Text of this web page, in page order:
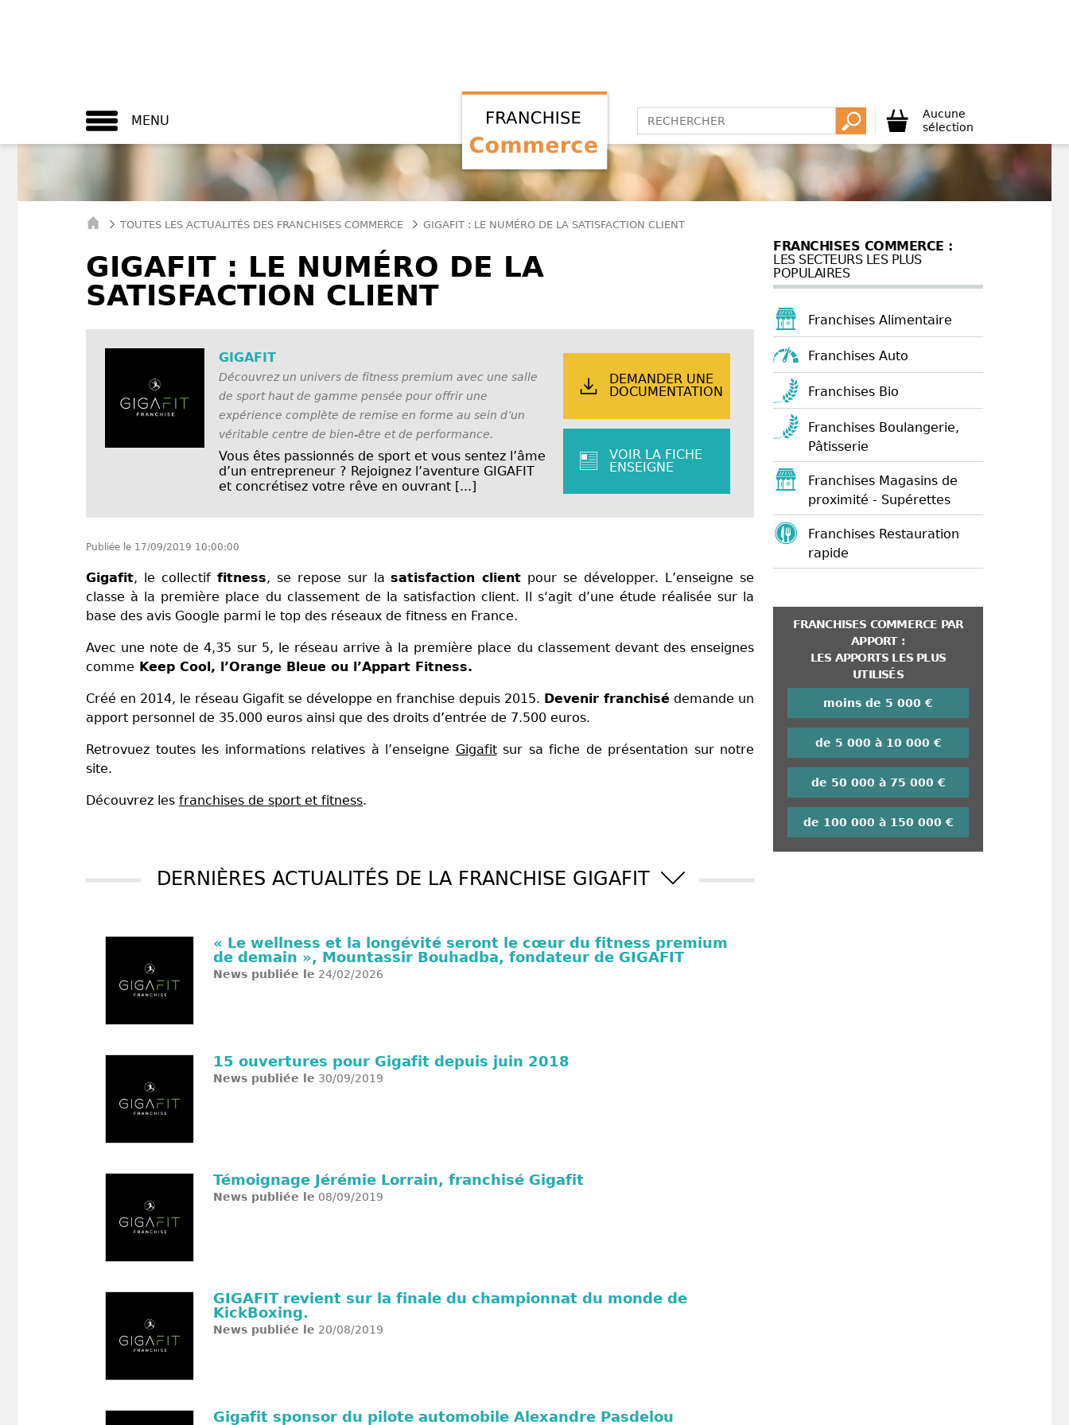
MENU
Aucune
sélection
TOUTES LES ACTUALITÉS DES FRANCHISES COMMERCE GIGAFIT : LE NUMÉRO DE LA SATISFACTION CLIENT
GIGAFIT : LE NUMÉRO DE LA
SATISFACTION CLIENT
GIGAFIT
Découvrez un univers de fitness premium avec une salle
de sport haut de gamme pensée pour offrir une
expérience complète de remise en forme au sein d’un
véritable centre de bien-être et de performance.
Vous êtes passionnés de sport et vous sentez l’âme
d’un entrepreneur ? Rejoignez l’aventure GIGAFIT
et concrétisez votre rêve en ouvrant [...]
DEMANDER UNE
DOCUMENTATION
VOIR LA FICHE
ENSEIGNE
Publiée le 17/09/2019 10:00:00
Gigafit, le collectif fitness, se repose sur lasatisfaction client pour se développer. L’enseigne se
classe à la première place du classement de la satisfaction client. Il s‘agit d’une étude réalisée sur la
base des avis Google parmi le top des réseaux de fitness en France.
Avec une note de 4,35 sur 5, le réseau arrive à la première place du classement devant des enseignes
comme Keep Cool, l’Orange Bleue ou l’Appart Fitness.
Créé en 2014, le réseau Gigafit se développe en franchise depuis 2015. Devenir franchisé demande un
apport personnel de 35.000 euros ainsi que des droits d’entrée de 7.500 euros.
Retrovuez toutes les informations relatives à l’enseigne Gigafitsur sa fiche de présentation sur notre
site.
Découvrez les franchises de sport et fitness.
DERNIÈRES ACTUALITÉS DE LA FRANCHISE GIGAFIT
« Le wellness et la longévité seront le cœur du fitness premium
de demain », Mountassir Bouhadba, fondateur de GIGAFIT
News publiée le 24/02/2026
15 ouvertures pour Gigafit depuis juin 2018
News publiée le 30/09/2019
Témoignage Jérémie Lorrain, franchisé Gigafit
News publiée le 08/09/2019
GIGAFIT revient sur la finale du championnat du monde de
KickBoxing.
News publiée le 20/08/2019
Gigafit sponsor du pilote automobile Alexandre Pasdelou
FRANCHISES COMMERCE :
LES SECTEURS LES PLUS
POPULAIRES
Franchises Alimentaire
Franchises Auto
Franchises Bio
Franchises Boulangerie,
Pâtisserie
Franchises Magasins de
proximité - Supérettes
Franchises Restauration
rapide
FRANCHISES COMMERCE PAR
APPORT :
LES APPORTS LES PLUS
UTILISÉS
moins de 5 000 €
de 5 000 à 10 000 €
de 50 000 à 75 000 €
de 100 000 à 150 000 €